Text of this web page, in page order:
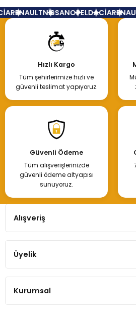
Hemen İncele
Renault Fluence Megane 3 Alt
250,00 TL
Hemen İncele
Fluence Megane 3 Alt Rotil 1.5 Dci 1.6
RENAULTNİSSANOPELDACİA
Hızlı Kargo
Tüm şehirlerimize hızlı ve
güvenli teslimat yapıyoruz.
Güvenli Ödeme
Tüm alışverişlerinizde
güvenli ödeme altyapısı
sunuyoruz.
Alışveriş
Üyelik
Kurumsal